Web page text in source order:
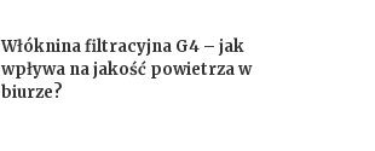
Włóknina filtracyjna G4 – jak
wpływa na jakość powietrza w
biurze?